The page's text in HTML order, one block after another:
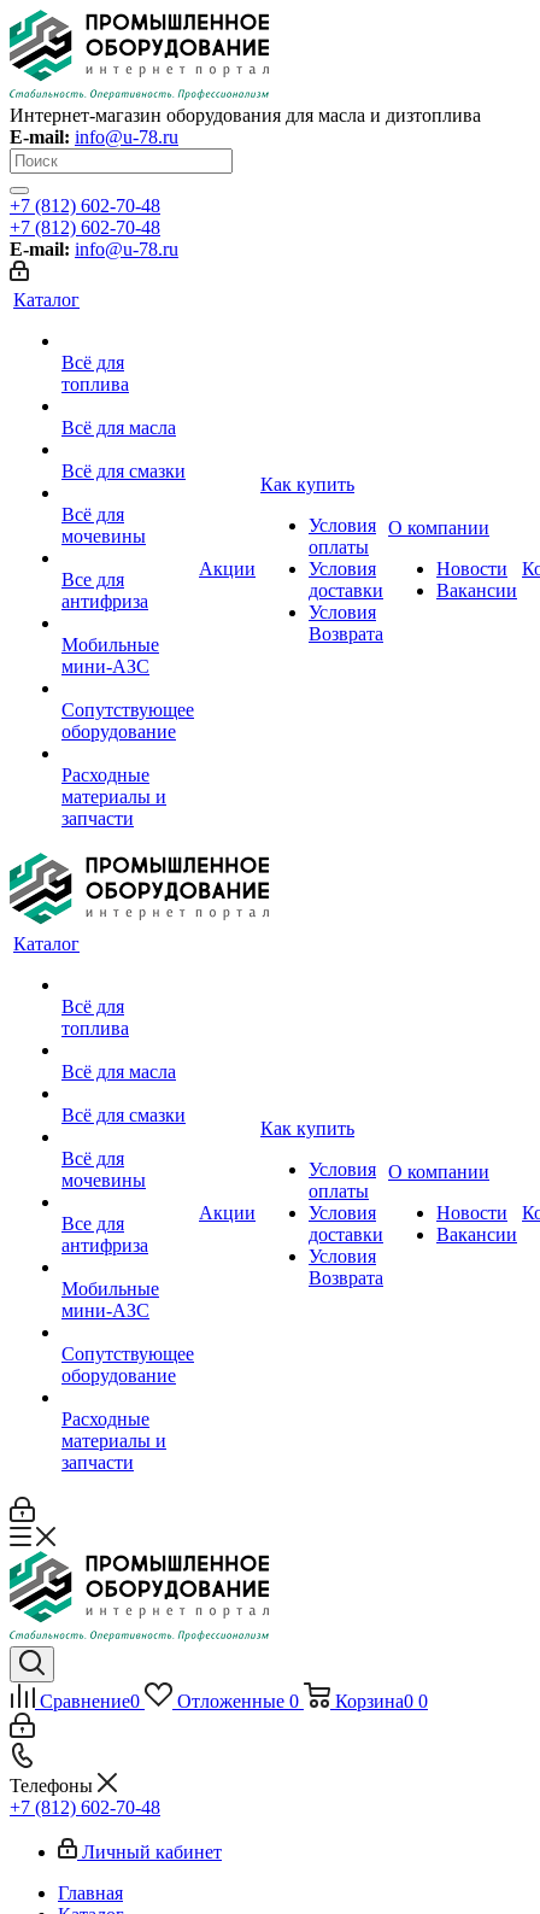
Интернет-магазин оборудования для масла и дизтоплива
E-mail: info@u-78.ru
+7 (812) 602-70-48
+7 (812) 602-70-48
E-mail: info@u-78.ru
Каталог
Всё для
топлива
Всё для масла
Всё для смазки
Всё для
мочевины
Все для
антифриза
Мобильные
мини-АЗС
Сопутствующее
оборудование
Расходные
материалы и
запчасти
Акции
Как купить
Условия
оплаты
Условия
доставки
Условия
Возврата
О компании
Новости
Вакансии
Каталог
Всё для
топлива
Всё для масла
Всё для смазки
Всё для
мочевины
Все для
антифриза
Мобильные
мини-АЗС
Сопутствующее
оборудование
Расходные
материалы и
запчасти
Акции
Как купить
Условия
оплаты
Условия
доставки
Условия
Возврата
О компании
Новости
Вакансии
Сравнение0 Отложенные 0 Корзина0 0
Телефоны
+7 (812) 602-70-48
Личный кабинет
Главная